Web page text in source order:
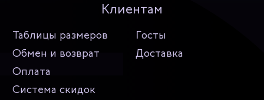
Клиентам
Таблицы размеров
Госты
Обмен и возврат
Доставка
Оплата
Система скидок